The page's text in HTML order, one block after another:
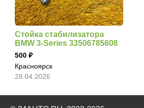
Стойка стабилизатора
BMW 3-Series 33506785608
500
Красноярск
28.04.2026